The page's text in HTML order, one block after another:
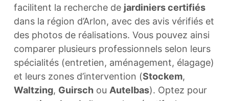
facilitent la recherche de jardiniers certifiés
dans la région d’Arlon, avec des avis vérifiés et
des photos de réalisations. Vous pouvez ainsi
comparer plusieurs professionnels selon leurs
spécialités (entretien, aménagement, élagage)
et leurs zones d’intervention (Stockem,
Waltzing, Guirschou Autelbas). Optez pour